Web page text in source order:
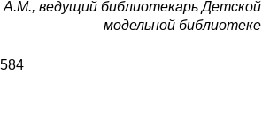
ведущий библиотекарь Детской
модельной библиотеке
584